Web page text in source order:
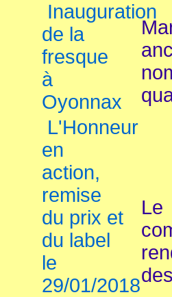
Inauguration
de la
fresque
à
Oyonnax
L'Honneur
en
action,
remise
du prix et
du label
le
29/01/2018
Le